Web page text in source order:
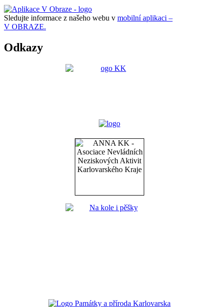
Sledujte informace z našeho webu v mobilní aplikaci –
V OBRAZE.
Odkazy